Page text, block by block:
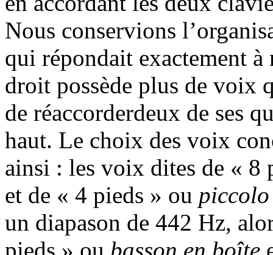
Nous conservions
qui répondait exactement
droit possède plus de voix
de réaccorderdeux de ses
haut. Le choix des voix
ainsi : les voix dites de « 8
et de « 4 pieds » ou
un diapason de 442 Hz,
pieds » ou basson en boîte